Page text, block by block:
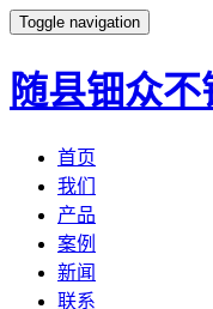
Toggle navigation
随县钿众不
首页
我们
产品
案例
新闻
联系